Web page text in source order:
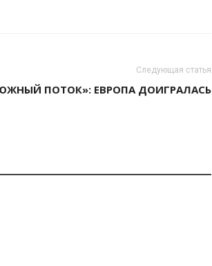
Следующая статья
ПОТОК»: ЕВРОПА ДОИГРАЛАСЬ